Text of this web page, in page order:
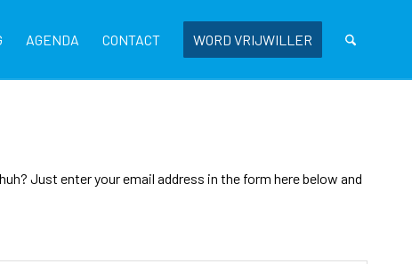
AGENDA CONTACT WORD VRIJWILLER
Just enter your email address in the form here below and